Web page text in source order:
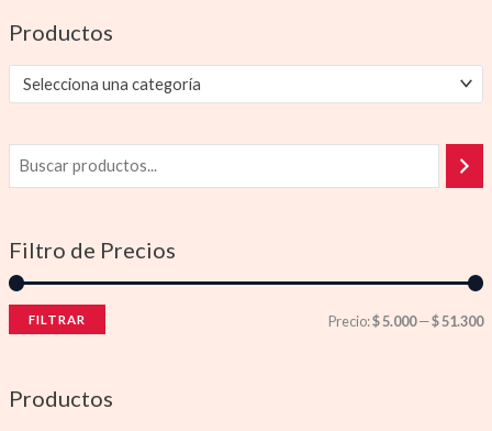
Productos
Selecciona una categoría
Filtro de Precios
FILTRAR Precio:$ 5.000—$ 51.300
Productos